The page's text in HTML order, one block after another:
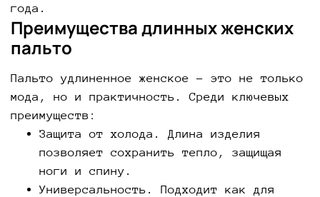
года.
Преимущества длинных женских
пальто
Пальто удлиненное женское – это не только
мода, но и практичность. Среди ключевых
преимуществ:
Защита от холода. Длина изделия
позволяет сохранить тепло, защищая
ноги и спину.
Универсальность. Подходит как для